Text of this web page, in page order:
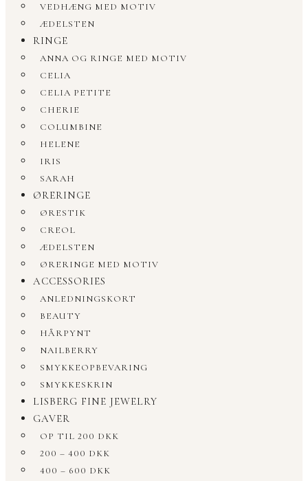
VEDHÆNG MED MOTIV
ÆDELSTEN
RINGE
ANNA OG RINGE MED MOTIV
CELIA
CELIA PETITE
CHERIE
COLUMBINE
HELENE
IRIS
SARAH
ØRERINGE
ØRESTIK
CREOL
ÆDELSTEN
ØRERINGE MED MOTIV
ACCESSORIES
ANLEDNINGSKORT
BEAUTY
HÅRPYNT
NAILBERRY
SMYKKEOPBEVARING
SMYKKESKRIN
LISBERG FINE JEWELRY
GAVER
OP TIL 200 DKK
200 – 400 DKK
400 – 600 DKK